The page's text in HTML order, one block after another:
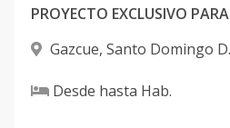
Gazcue, Santo Domingo
Desde hasta Hab.